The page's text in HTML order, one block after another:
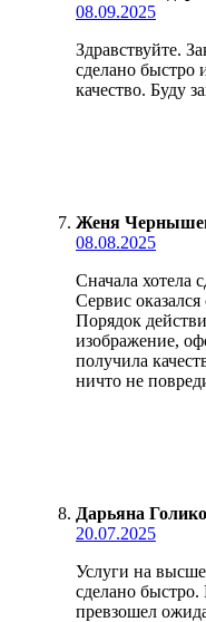
08.09.2025
Здравствуйте.
сделано быстро
качество. Буду
Женя
08.08.2025
Сначала хотела
Сервис
Порядок
изображение,
получила
ничто не
Дарьяна
20.07.2025
Услуги на
сделано быстро.
превзошел